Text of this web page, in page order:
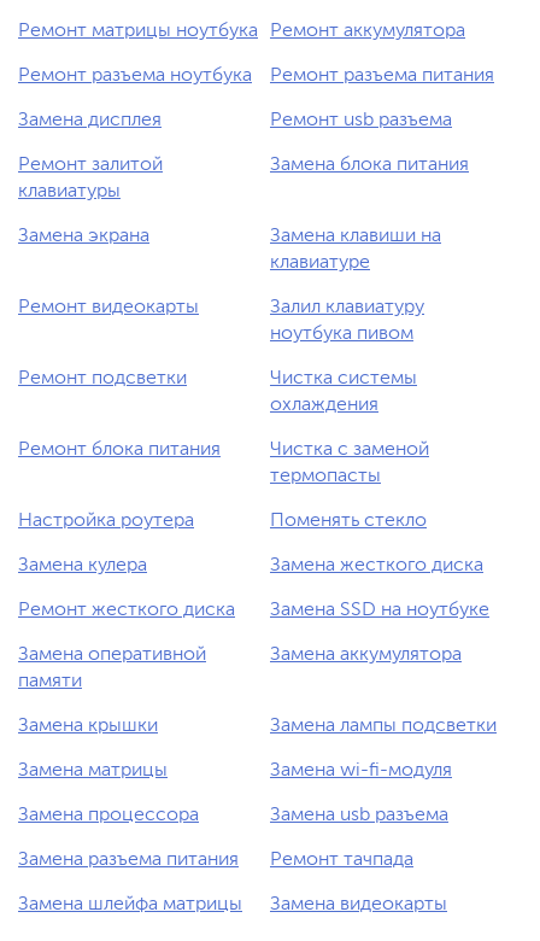
Ремонт матрицы ноутбука Ремонт аккумулятора
Ремонт разъема ноутбука Ремонт разъема питания
Замена дисплея Ремонт usb разъема
Ремонт залитой
клавиатуры
Замена блока питания
Замена экрана
Замена клавиши на
клавиатуре
Ремонт видеокарты
Залил клавиатуру
ноутбука пивом
Ремонт подсветки
Чистка системы
охлаждения
Ремонт блока питания
Чистка с заменой
термопасты
Настройка роутера Поменять стекло
Замена кулера Замена жесткого диска
Ремонт жесткого диска Замена SSD на ноутбуке
Замена оперативной
памяти
Замена аккумулятора
Замена крышки Замена лампы подсветки
Замена матрицы Замена wi-fi-модуля
Замена процессора Замена usb разъема
Замена разъема питания Ремонт тачпада
Замена шлейфа матрицы Замена видеокарты